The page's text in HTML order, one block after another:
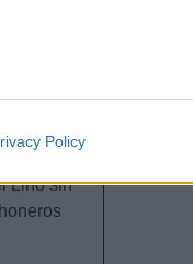
Policy
en los
con
hay
en
Lino sin